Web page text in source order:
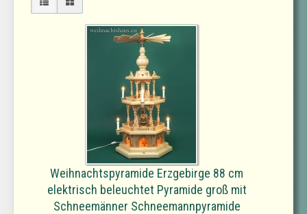
Weihnachtspyramide Erzgebirge 88 cm
elektrisch beleuchtet Pyramide groß mit
Schneemänner Schneemannpyramide